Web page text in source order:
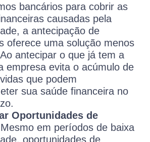
bancários para cobrir as
causadas pela
a antecipação de
oferece uma solução menos
antecipar o que já tem a
empresa evita o acúmulo de
que podem
sua saúde financeira no
Oportunidades de
Mesmo em períodos de baixa
oportunidades de